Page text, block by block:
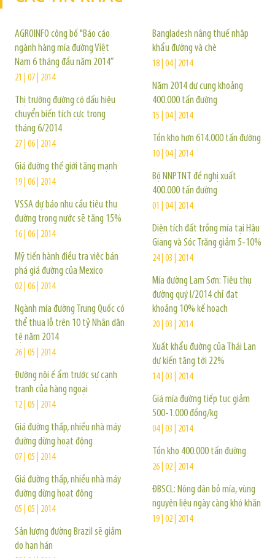
AGROINFO công bố "Báo cáo
ngành hàng mía đường Việt
Nam 6 tháng đầu năm 2014”
21 | 07 | 2014
Thị trường đường có dấu hiệu
chuyển biến tích cực trong
tháng 6/2014
27 | 06 | 2014
Giá đường thế giới tăng mạnh
19 | 06 | 2014
VSSA dự báo nhu cầu tiêu thụ
đường trong nước sẽ tăng 15%
16 | 06 | 2014
Mỹ tiến hành điều tra việc bán
phá giá đường của Mexico
02 | 06 | 2014
Ngành mía đường Trung Quốc có
thể thua lỗ trên 10 tỷ Nhân dân
tệ năm 2014
26 | 05 | 2014
Đường nội ế ẩm trước sự cạnh
tranh của hàng ngoại
12 | 05 | 2014
Giá đường thấp, nhiều nhà máy
đường dừng hoạt động
07 | 05 | 2014
Giá đường thấp, nhiều nhà máy
đường dừng hoạt động
05 | 05 | 2014
Sản lượng đường Brazil sẽ giảm
do hạn hán
Bangladesh nâng thuế nhập
khẩu đường và chè
18 | 04 | 2014
Năm 2014 dư cung khoảng
400.000 tấn đường
15 | 04 | 2014
Tồn kho hơn 614.000 tấn đường
10 | 04 | 2014
Bộ NNPTNT đề nghị xuất
400.000 tấn đường
01 | 04 | 2014
Diện tích đất trồng mía tại Hậu
Giang và Sóc Trăng giảm 5-10%
24 | 03 | 2014
Mía đường Lam Sơn: Tiêu thụ
đường quý I/2014 chỉ đạt
khoảng 10% kế hoạch
20 | 03 | 2014
Xuất khẩu đường của Thái Lan
dự kiến tăng tới 22%
14 | 03 | 2014
Giá mía đường tiếp tục giảm
500-1.000 đồng/kg
04 | 03 | 2014
Tồn kho 400.000 tấn đường
26 | 02 | 2014
ĐBSCL: Nông dân bỏ mía, vùng
nguyên liệu ngày càng khó khăn
19 | 02 | 2014